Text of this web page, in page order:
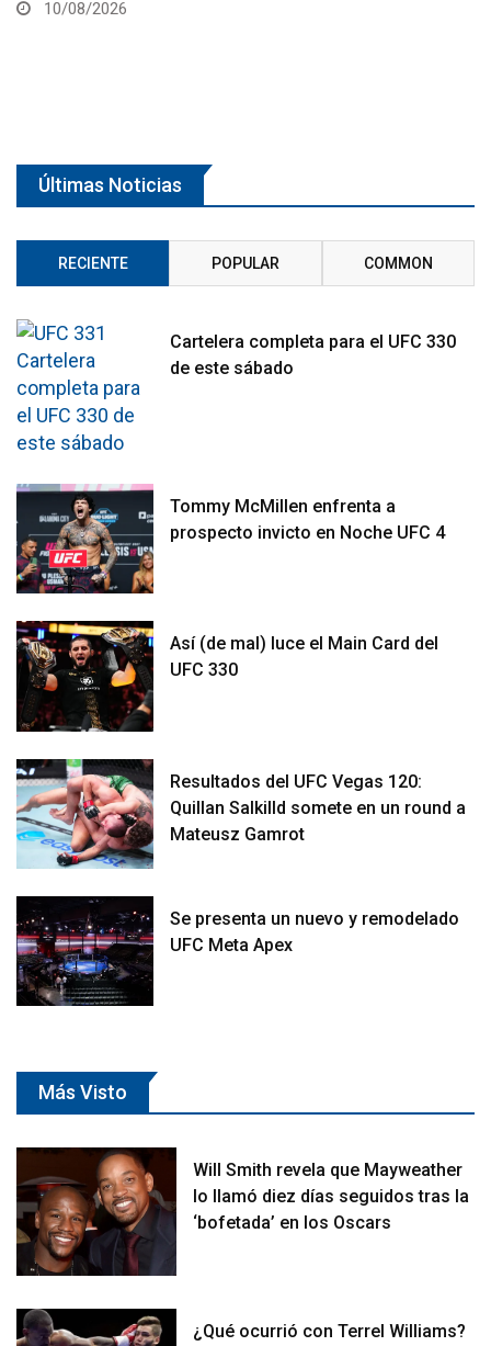
Últimas Noticias
RECIENTE POPULAR COMMON
Cartelera completa para el UFC 330
de este sábado
Tommy McMillen enfrenta a
prospecto invicto en Noche UFC 4
Así (de mal) luce el Main Card del
UFC 330
Resultados del UFC Vegas 120:
Quillan Salkilld somete en un round a
Mateusz Gamrot
Se presenta un nuevo y remodelado
UFC Meta Apex
Más Visto
Will Smith revela que Mayweather
lo llamó diez días seguidos tras la
‘bofetada’ en los Oscars
¿Qué ocurrió con Terrel Williams?